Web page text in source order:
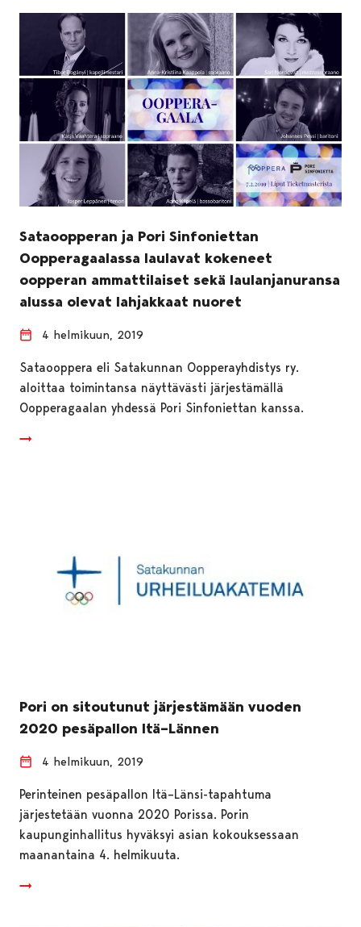
Sataoopperan ja Pori Sinfoniettan
Oopperagaalassa laulavat kokeneet
oopperan ammattilaiset sekä laulanjanuransa
alussa olevat lahjakkaat nuoret
4 helmikuun, 2019
Sataooppera eli Satakunnan Oopperayhdistys ry.
aloittaa toimintansa näyttävästi järjestämällä
Oopperagaalan yhdessä Pori Sinfoniettan kanssa.
Pori on sitoutunut järjestämään vuoden
2020 pesäpallon Itä–Lännen
4 helmikuun, 2019
Perinteinen pesäpallon Itä–Länsi-tapahtuma
järjestetään vuonna 2020 Porissa. Porin
kaupunginhallitus hyväksyi asian kokouksessaan
maanantaina 4. helmikuuta.